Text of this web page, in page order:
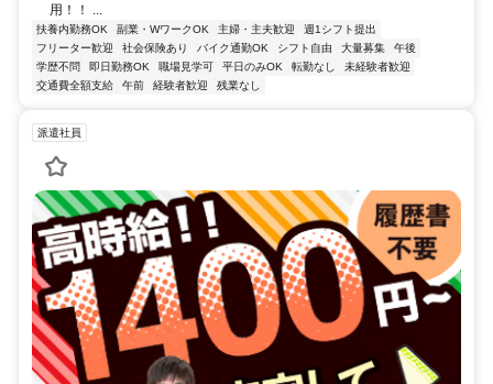
用！！ ...
扶養内勤務OK 副業・WワークOK 主婦・主夫歓迎
週1シフト提出
フリーター歓迎
社会保険あり バイク通勤OK シフト自由 大量募集
午後
学歴不問
即日勤務OK 職場見学可 平日のみOK 転勤なし
未経験者歓迎
交通費全額支給
午前 経験者歓迎 残業なし
派遣社員